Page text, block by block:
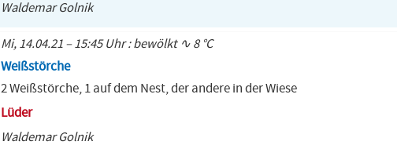
Waldemar Golnik
Mi, 14.04.21 – 15:45 Uhr : bewölkt ∿ 8 °C
Weißstörche
2 Weißstörche, 1 auf dem Nest, der andere in der Wiese
Lüder
Waldemar Golnik